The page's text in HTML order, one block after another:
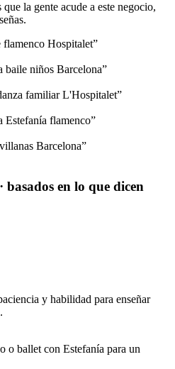
la gente acude a este negocio,
flamenco Hospitalet”
baile niños Barcelona”
familiar L'Hospitalet”
Estefanía flamenco”
Barcelona”
· basados en lo que dicen
y habilidad para enseñar
o ballet con Estefanía para un